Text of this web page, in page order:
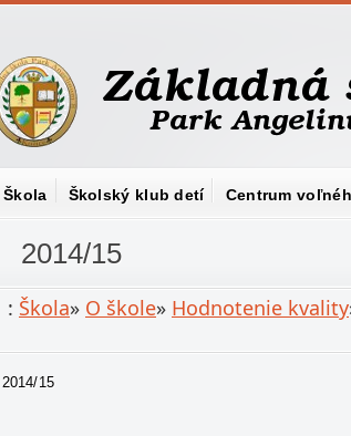
Škola Školský klub detí Centrum
2014/15
: Škola» O škole» Hodnotenie kvality
2014/15